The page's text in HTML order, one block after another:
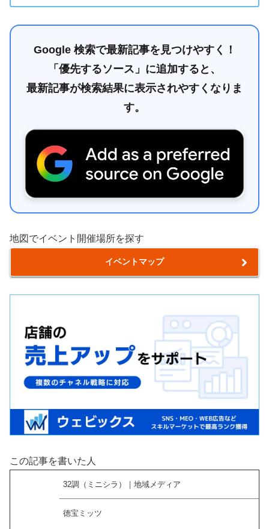
Google 検索で最新記事を見つけやすく！
「優先するソース」に追加すると、
最新記事が検索結果に表示されやすくなりま
す。
地図でイベント開催場所を探す
イベントマップ
この記事を書いた人
32調（ミニシラ）｜地域メディア
徳宝ミッツ